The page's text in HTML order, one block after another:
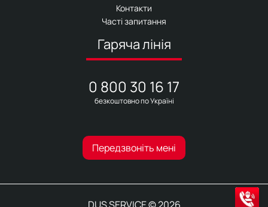
Контакти
Часті запитання
Гаряча лінія
0 800 30 16 17
безкоштовно по Україні
Передзвоніть мені